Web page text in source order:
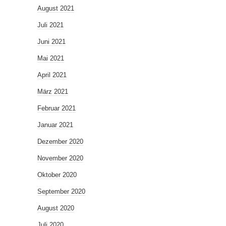
August 2021
Juli 2021
Juni 2021
Mai 2021
April 2021
März 2021
Februar 2021
Januar 2021
Dezember 2020
November 2020
Oktober 2020
September 2020
August 2020
Juli 2020